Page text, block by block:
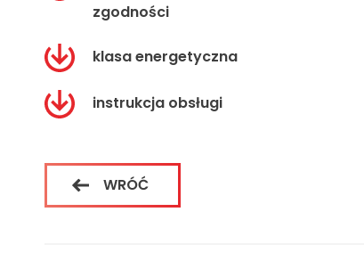
zgodności
klasa energetyczna
instrukcja obsługi
WRÓĆ